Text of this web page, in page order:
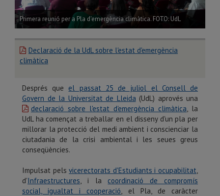
Primera reunió per a Pla d'emergència climàtica. FOTO: UdL
Declaració de la UdL sobre l'estat d'emergència
climàtica
Després que el passat 25 de juliol el Consell de
Govern de la Universitat de Lleida (UdL) aprovés una
declaració sobre l'estat d'emergència climàtica, la
UdL ha començat a treballar en el disseny d'un pla per
millorar la protecció del medi ambient i conscienciar la
ciutadania de la crisi ambiental i les seues greus
conseqüències.
Impulsat pelsvicerectorats d'Estudiants i ocupabilitat,
d'Infraestructures, i la coordinació de compromís
social, igualtat i cooperació, el Pla, de caràcter